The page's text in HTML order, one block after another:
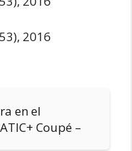
en el
Coupé –